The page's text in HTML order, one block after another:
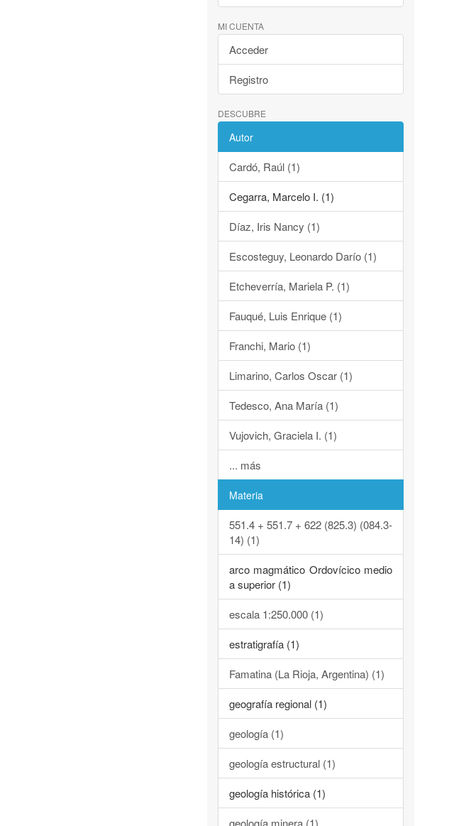
MI CUENTA
Acceder
Registro
DESCUBRE
Autor
Cardó, Raúl (1)
Cegarra, Marcelo I. (1)
Díaz, Iris Nancy (1)
Escosteguy, Leonardo Darío (1)
Etcheverría, Mariela P. (1)
Fauqué, Luis Enrique (1)
Franchi, Mario (1)
Limarino, Carlos Oscar (1)
Tedesco, Ana María (1)
Vujovich, Graciela I. (1)
... más
Materia
551.4 + 551.7 + 622 (825.3) (084.3-
14) (1)
arco magmático Ordovícico medio
a superior (1)
escala 1:250.000 (1)
estratigrafía (1)
Famatina (La Rioja, Argentina) (1)
geografía regional (1)
geología (1)
geología estructural (1)
geología histórica (1)
geología minera (1)